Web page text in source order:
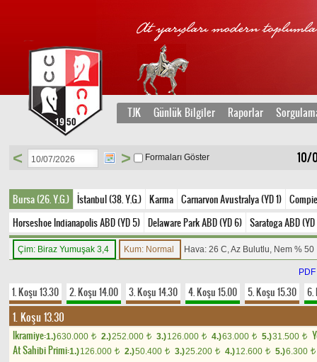
TJK Günlük Bilgiler Raporlar
10/
< > Formaları Göster
Bursa (26. Y.G.) İstanbul (38. Y.G.) Karma Carnarvon Avustralya (YD 1)
Horseshoe Indianapolis ABD (YD 5) Delaware Park ABD (YD 6) Saratoga ABD (YD
Çim: Biraz Yumuşak 3,4 Kum: Normal Hava: 26 C, Az Bulutlu, Nem % 50
1. Koşu 13.30 2. Koşu 14.00 3. Koşu 14.30 4. Koşu 15.00 5. Koşu 15.30 6.
1. Koşu 13.30
Ikramiye:1.)630.000 t 2.)252.000 t 3.)126.000 t 4.)63.000 t 5.)31.500 t
At Sahibi Primi:1.)126.000 t 2.)50.400 t 3.)25.200 t 4.)12.600 t 5.)6.300 t